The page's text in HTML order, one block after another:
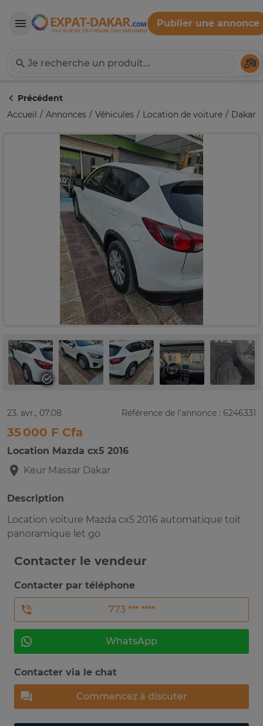
Expat-Dakar
Publier une annonce
Précédent
Accueil
Annonces Véhicules Location de voiture Dakar
23. avr., 07:08 Référence de l'annonce : 6246331
35 000 F Cfa
Location Mazda cx5 2016
Keur Massar Dakar
Description
Location voiture Mazda cx5 2016 automatique toit
panoramique let go
Contacter le vendeur
Contacter par téléphone
773 *** ****
WhatsApp
Contacter via le chat
Commencez à discuter